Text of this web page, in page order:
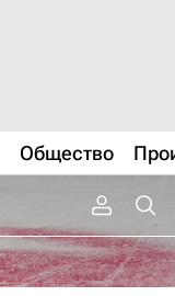
Общество